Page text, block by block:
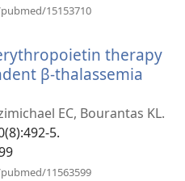
15153710
therapy
β-thalassemia
EC, Bourantas KL.
5.
11563599